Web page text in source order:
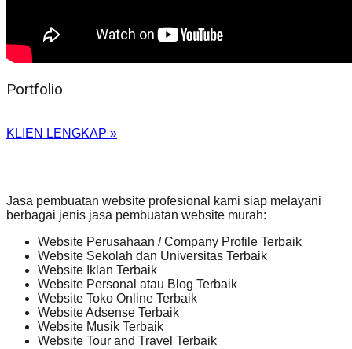
Portfolio
KLIEN LENGKAP »
Jasa pembuatan website profesional kami siap melayani
berbagai jenis jasa pembuatan website murah:
Website Perusahaan / Company Profile Terbaik
Website Sekolah dan Universitas Terbaik
Website Iklan Terbaik
Website Personal atau Blog Terbaik
Website Toko Online Terbaik
Website Adsense Terbaik
Website Musik Terbaik
Website Tour and Travel Terbaik